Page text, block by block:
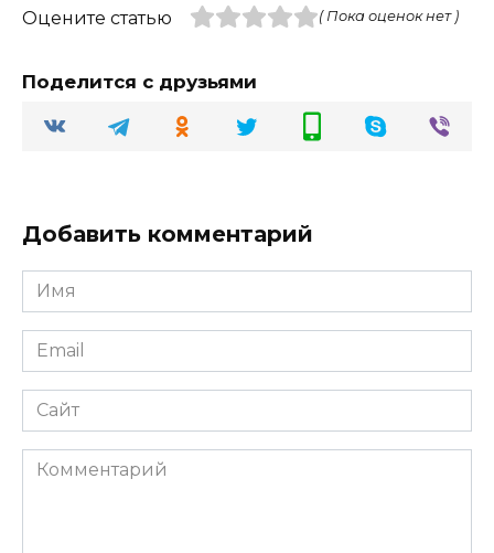
Оцените статью ( Пока оценок нет )
Поделится с друзьями
Добавить комментарий
Имя
Email
Сайт
Комментарий